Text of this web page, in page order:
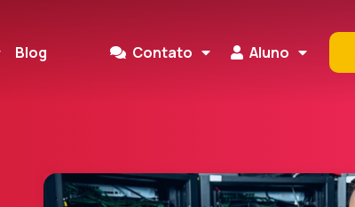
Blog Contato Aluno